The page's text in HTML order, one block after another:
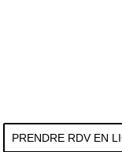
PRENDRE RDV EN